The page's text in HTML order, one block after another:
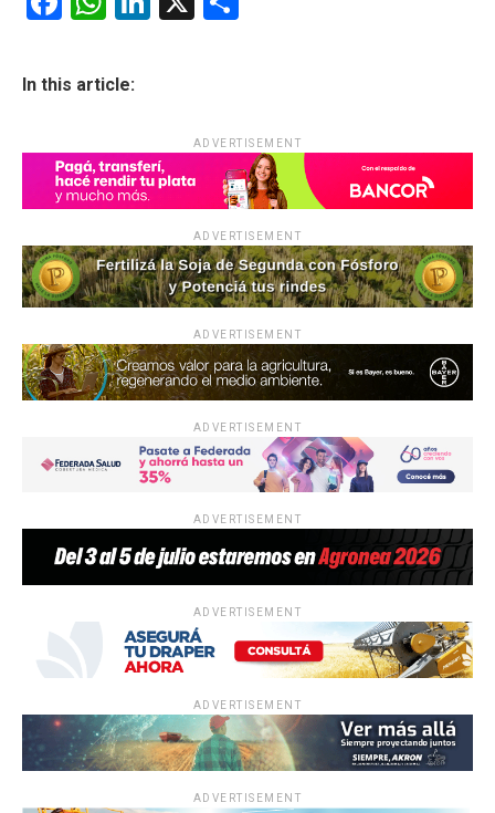
ce
o
o
k
at
A
p
p
n
ar
tir
In this article:
ADVERTISEMENT
ADVERTISEMENT
ADVERTISEMENT
ADVERTISEMENT
ADVERTISEMENT
ADVERTISEMENT
ADVERTISEMENT
ADVERTISEMENT